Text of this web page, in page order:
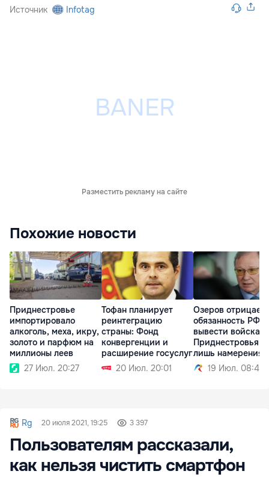
Источник Infotag
Разместить рекламу на сайте
Похожие новости
Приднестровье
импортировало
алкоголь, меха, икру,
золото и парфюм на
миллионы леев
27 Июл. 20:27
Тофан планирует
реинтеграцию
страны: Фонд
конвергенции и
расширение госуслуг
20 Июл. 20:01
Озеров отрицает
обязанность РФ
вывести войска
Приднестровья:
лишь намерения
19 Июл. 08:49
Rg 20 июля 2021, 19:25 3 397
Пользователям рассказали,
как нельзя чистить смартфон